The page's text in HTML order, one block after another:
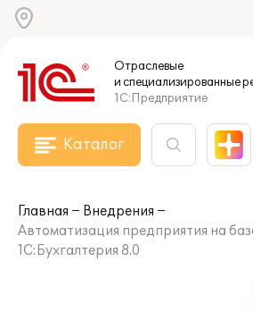
Отраслевые
и специализированные
1С:Предприятие
Каталог
Главная
Внедрения
Автоматизация предприятия на
1С:Бухгалтерия 8.0